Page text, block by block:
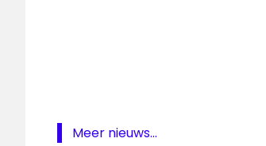
Raalte
Meer nieuws...